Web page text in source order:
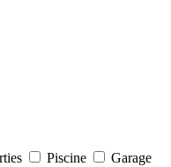
Piscine
Garage